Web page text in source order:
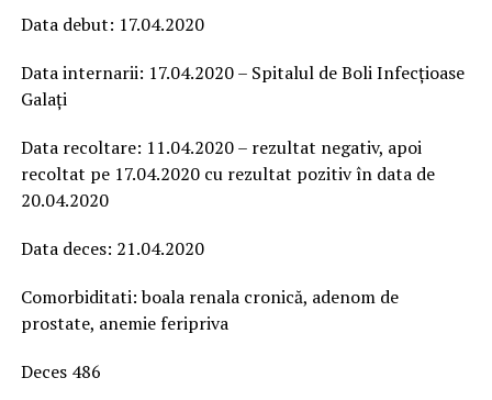
Data debut: 17.04.2020
Data internarii: 17.04.2020 – Spitalul de Boli Infecțioase
Galați
Data recoltare: 11.04.2020 – rezultat negativ, apoi
recoltat pe 17.04.2020 cu rezultat pozitiv în data de
20.04.2020
Data deces: 21.04.2020
Comorbiditati: boala renala cronică, adenom de
prostate, anemie feripriva
Deces 486